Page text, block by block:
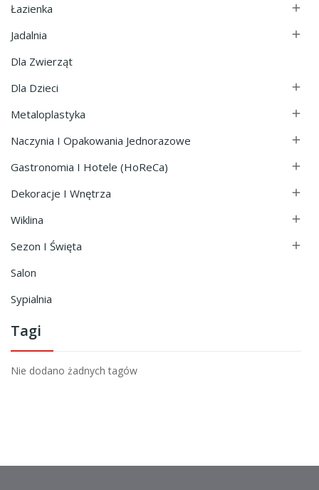
Łazienka 
Jadalnia 
Dla Zwierząt
Dla Dzieci

Metaloplastyka 
Naczynia I Opakowania Jednorazowe 
Gastronomia I Hotele (HoReCa) 
Dekoracje I Wnętrza 
Wiklina 
Sezon I Święta 
Salon
Sypialnia
Tagi
Nie dodano żadnych tagów